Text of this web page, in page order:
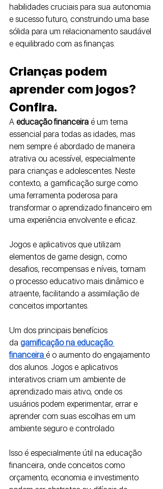
habilidades cruciais para sua autonomia
e sucesso futuro, construindo uma base
sólida para um relacionamento saudável
e equilibrado com as finanças.
Crianças podem
aprender com jogos?
Confira.
A educação financeira é um tema
essencial para todas as idades, mas
nem sempre é abordado de maneira
atrativa ou acessível, especialmente
para crianças e adolescentes. Neste
contexto, a gamificação surge como
uma ferramenta poderosa para
transformar o aprendizado financeiro em
uma experiência envolvente e eficaz.
Jogos e aplicativos que utilizam
elementos de game design, como
desafios, recompensas e níveis, tornam
o processo educativo mais dinâmico e
atraente, facilitando a assimilação de
conceitos importantes.
Um dos principais benefícios
da gamificação na educação
financeira é o aumento do engajamento
dos alunos. Jogos e aplicativos
interativos criam um ambiente de
aprendizado mais ativo, onde os
usuários podem experimentar, errar e
aprender com suas escolhas em um
ambiente seguro e controlado.
Isso é especialmente útil na educação
financeira, onde conceitos como
orçamento, economia e investimento